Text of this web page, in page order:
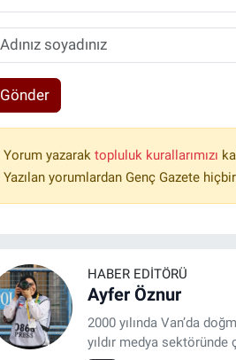
Gönder
Yorum yazarak topluluk kurallarımızı
Yazılan yorumlardan Genç Gazete
HABER EDITÖRÜ
Ayfer Öznur
2000 yılında Van’da
yıldır medya sektöründe